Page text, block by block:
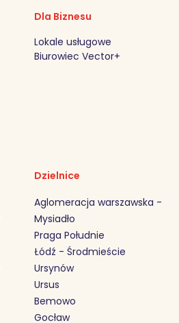
Dla Biznesu
Lokale usługowe
Biurowiec Vector+
Dzielnice
Aglomeracja warszawska -
Mysiadło
Praga Południe
Łódź - Środmieście
Ursynów
Ursus
Bemowo
Gocław